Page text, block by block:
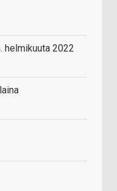
helmikuuta 2022